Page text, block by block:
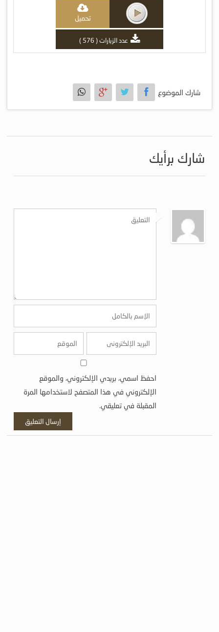
تحميل
عدد الزيارات ( 576 )
شارك الموضوع
شارك برأيك
احفظ اسمي، بريدي الإلكتروني، والموقع
الإلكتروني في هذا المتصفح لاستخدامها المرة
المقبلة في تعليقي.